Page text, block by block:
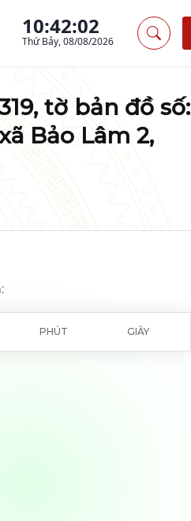
10:42:02
Thứ Bảy, 08/08/2026
tờ bản đồ số:
Bảo Lâm 2,
PHÚT GIÂY